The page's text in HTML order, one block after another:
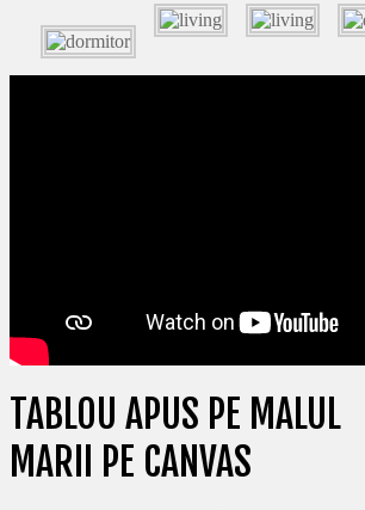
TABLOU APUS PE MALUL
MARII PE CANVAS